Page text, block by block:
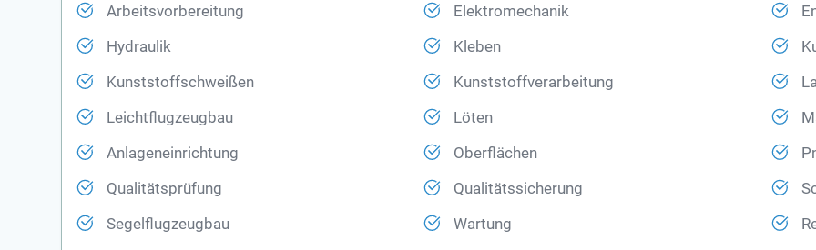
Arbeitsvorbereitung Elektromechanik
Hydraulik Kleben
Kunststoffschweißen Kunststoffverarbeitung
Leichtflugzeugbau Löten
Anlageneinrichtung Oberflächen
Qualitätsprüfung Qualitätssicherung
Segelflugzeugbau Wartung